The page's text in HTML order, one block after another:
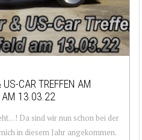
CAR TREFFEN AM
AM 13.03.22
Da sind wir nun schon bei der
in diesem Jahr angekommen.